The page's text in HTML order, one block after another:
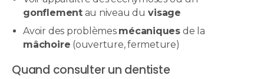
gonflementau niveau du visage
Avoir des problèmes mécaniques de la
mâchoire (ouverture, fermeture)
Quand consulter un dentiste